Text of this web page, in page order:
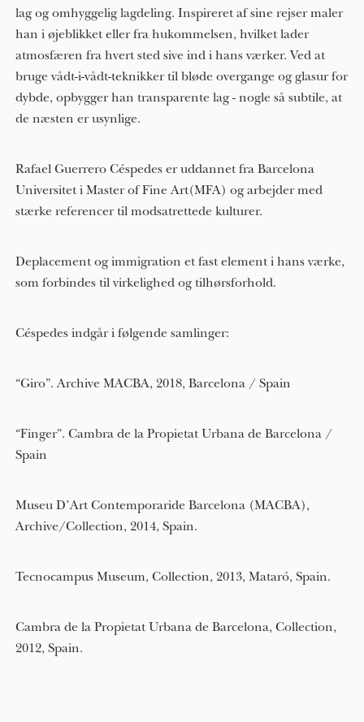
lag og omhyggelig lagdeling. Inspireret af sine rejser maler
han i øjeblikket eller fra hukommelsen, hvilket lader
atmosfæren fra hvert sted sive ind i hans værker. Ved at
bruge vådt-i-vådt-teknikker til bløde overgange og glasur for
dybde, opbygger han transparente lag - nogle så subtile, at
de næsten er usynlige.
Rafael Guerrero Céspedes er uddannet fra Barcelona
Universitet i Master of Fine Art(MFA) og arbejder med
stærke referencer til modsatrettede kulturer.
Deplacement og immigration et fast element i hans værke,
som forbindes til virkelighed og tilhørsforhold.
Céspedes indgår i følgende samlinger:
“Giro”. Archive MACBA, 2018, Barcelona / Spain
“Finger”. Cambra de la Propietat Urbana de Barcelona /
Spain
Museu D’Art Contemporaride Barcelona (MACBA),
Archive/Collection, 2014, Spain.
Tecnocampus Museum, Collection, 2013, Mataró, Spain.
Cambra de la Propietat Urbana de Barcelona, Collection,
2012, Spain.